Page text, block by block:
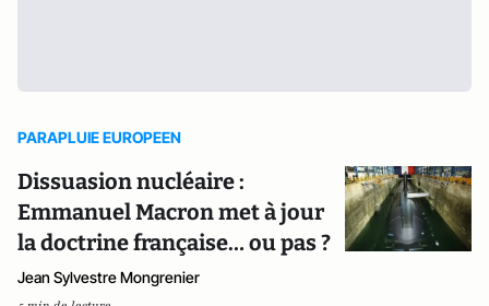
PARAPLUIE EUROPEEN
Dissuasion nucléaire :
Emmanuel Macron met à jour
la doctrine française… ou pas ?
Jean Sylvestre Mongrenier